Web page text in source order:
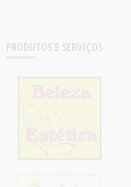
PRODUTOS E SERVIÇOS